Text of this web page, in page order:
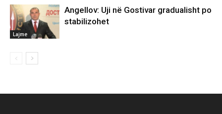
Lajme
Angellov: Uji në Gostivar gradualisht po
stabilizohet